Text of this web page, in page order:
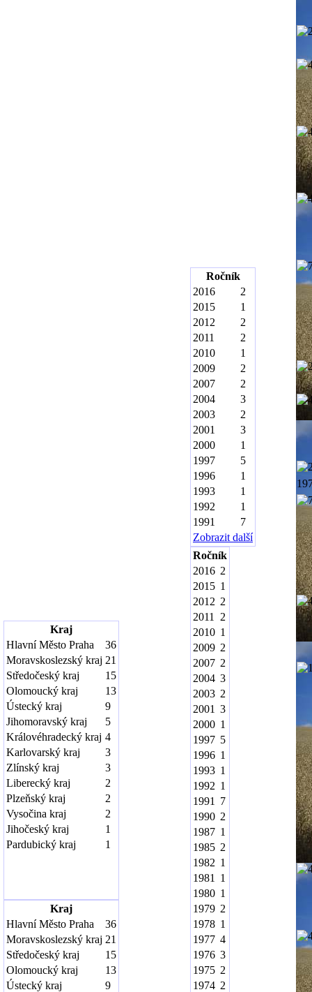
Kraj
Hlavní Město Praha
36
Moravskoslezský kraj 21
Středočeský kraj
15
Olomoucký kraj
13
Ústecký kraj
9
Jihomoravský kraj
5
Královéhradecký kraj 4
Karlovarský kraj
3
Zlínský kraj
3
Liberecký kraj
2
Plzeňský kraj
2
Vysočina kraj
2
Jihočeský kraj
1
Pardubický kraj
1
Kraj
Hlavní Město Praha
36
Moravskoslezský kraj 21
Středočeský kraj
15
Olomoucký kraj
13
Ústecký kraj
9
Ročník
2016
2
2015
1
2012
2
2011
2
2010
1
2009
2
2007
2
2004
3
2003
2
2001
3
2000
1
1997
5
1996
1
1993
1
1992
1
1991
7
Zobrazit další
Ročník
2016 2
2015 1
2012 2
2011
2
2010 1
2009 2
2007 2
2004 3
2003 2
2001 3
2000 1
1997 5
1996 1
1993 1
1992 1
1991
7
1990 2
1987 1
1985 2
1982 1
1981
1
1980 1
1979 2
1978 1
1977 4
1976 3
1975 2
1974 2